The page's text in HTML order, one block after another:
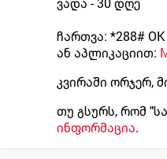
ჩართვა: *288# OK
ან აპლიკაციით:
კვირაში ორჯერ,
თუ გსურს, რომ
ინფორმაცია.